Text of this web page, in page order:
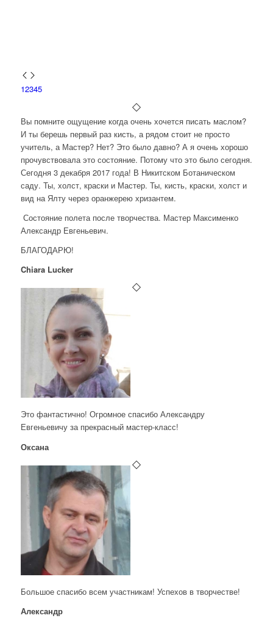
12345
Вы помните ощущение когда очень хочется писать маслом?
И ты берешь первый раз кисть, а рядом стоит не просто
учитель, а Мастер? Нет? Это было давно? А я очень хорошо
прочувствовала это состояние. Потому что это было сегодня.
Сегодня 3 декабря 2017 года! В Никитском Ботаническом
саду. Ты, холст, краски и Мастер. Ты, кисть, краски, холст и
вид на Ялту через оранжерею хризантем.
Состояние полета после творчества. Мастер Максименко
Александр Евгеньевич.
БЛАГОДАРЮ!
Chiara Lucker
Это фантастично! Огромное спасибо Александру
Евгеньевичу за прекрасный мастер-класс!
Оксана
Большое спасибо всем участникам! Успехов в творчестве!
Александр